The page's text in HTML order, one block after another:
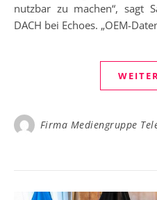
nutzbar zu machen“, sagt
DACH bei Echoes. „OEM-
Firma Mediengruppe